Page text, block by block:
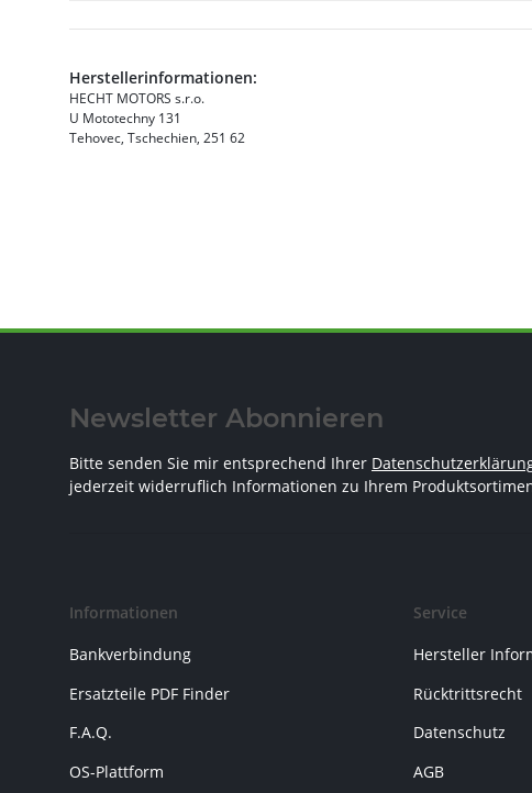
Herstellerinformationen:
HECHT MOTORS s.r.o.
U Mototechny 131
Tehovec, Tschechien, 251 62
Newsletter Abonnieren
Bitte senden Sie mir entsprechend Ihrer
jederzeit widerruflich Informationen zu Ihrem
Informationen
Bankverbindung
Ersatzteile PDF Finder
F.A.Q.
OS-Plattform
Service
Hersteller
Rücktrittsrecht
Datenschutz
AGB